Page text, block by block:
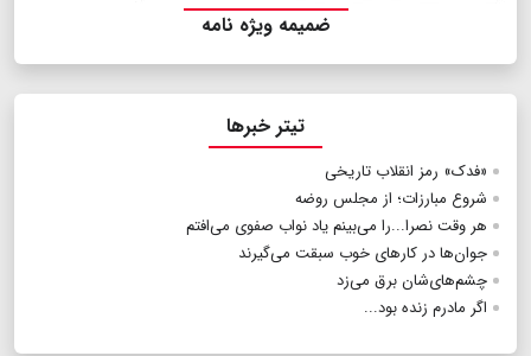
ضمیمه ویژه نامه
تیتر خبرها
«فدک» رمز انقلاب تاریخی
شروع مبارزات؛ از مجلس روضه
هر وقت نصرا...را می‌بینم یاد نواب صفوی می‌افتم
جوان‌ها در کارهای خوب سبقت می‌گیرند
چشم‌های‌شان برق می‌زد
اگر مادرم زنده بود...